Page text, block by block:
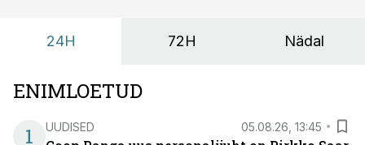
24H 72H Nädal
ENIMLOETUD
1
UUDISED 05.08.26, 13:45